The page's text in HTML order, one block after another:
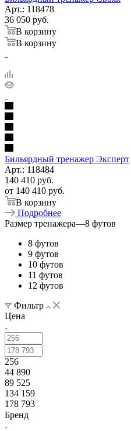
Арт.: 118478
36 050 руб.
В корзину
В корзину
Бильярдный тренажер Эксперт
Арт.: 118484
140 410 руб.
от 140 410 руб.
В корзину
Подробнее
Размер тренажера—8 футов
8 футов
9 футов
10 футов
11 футов
12 футов
Фильтр
Цена
256
44 890
89 525
134 159
178 793
Бренд